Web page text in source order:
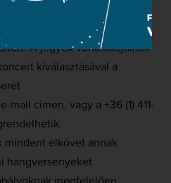
21. szám alatti külső
a jegyek cseréje mindkét
A jegyek vonalkódjainak
kiválasztásával a
e-mail címen, vagy a +36 (1) 411-
mindent elkövet annak
hangversenyeket
megfelelően